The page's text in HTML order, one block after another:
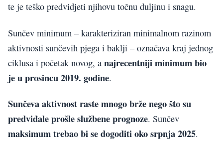
te je teško predvidjeti njihovu točnu duljinu i snagu.
Sunčev minimum – karakteriziran minimalnom razinom
aktivnosti sunčevih pjega i baklji – označava kraj jednog
ciklusa i početak novog, a najrecentniji minimum bio
je u prosincu 2019. godine.
Sunčeva aktivnost raste mnogo brže nego što su
predviđale prošle službene prognoze. Sunčev
maksimum trebao bi se dogoditi oko srpnja 2025.